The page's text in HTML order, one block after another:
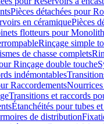
Pièces détachées pour
en céramiquePièces
flotteurs pour Monolith
Rinçage simple
de chasse complets
Rinçage double touche
indémontables
Raccordements
Transitions et raccords
Étanchéités pour tubes
de distribution